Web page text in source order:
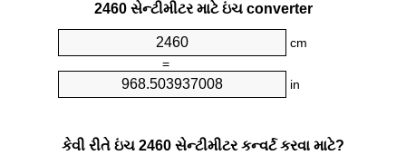
2460 સેન્ટીમીટર માટે ઇંચ converter
cm
=
in
કેવી રીતે ઇંચ 2460 સેન્ટીમીટર કન્વર્ટ કરવા માટે?